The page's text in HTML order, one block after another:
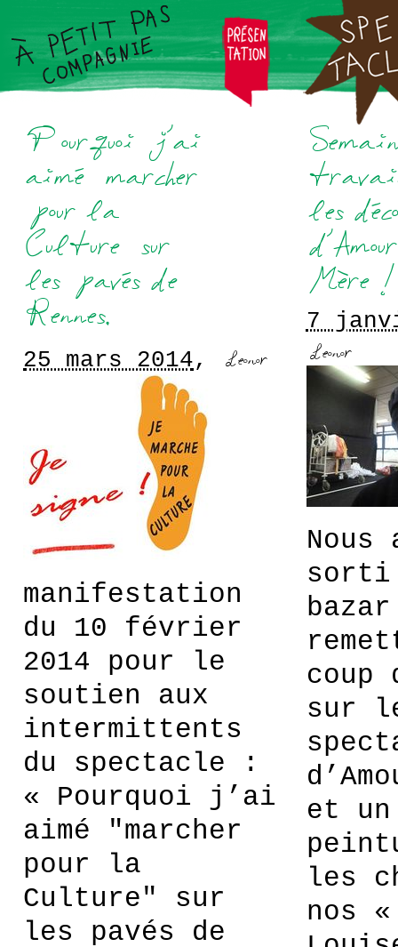
25 mars 2014,
manifestation
du 10 février
2014 pour le
soutien aux
intermittents
du spectacle :
« Pourquoi j’ai
aimé "marcher
pour la
Culture" sur
les pavés de
7
Nous
sorti
coup
sur
et un
les
nos